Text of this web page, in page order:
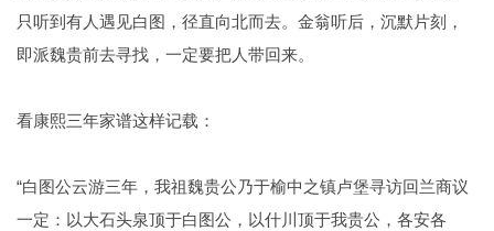
只听到有人遇见白图，径直向北而去。金翁听后，沉默片刻，
即派魏贵前去寻找，一定要把人带回来。
看康熙三年家谱这样记载：
“白图公云游三年，我祖魏贵公乃于榆中之镇卢堡寻访回兰商议
一定：以大石头泉顶于白图公，以什川顶于我贵公，各安各